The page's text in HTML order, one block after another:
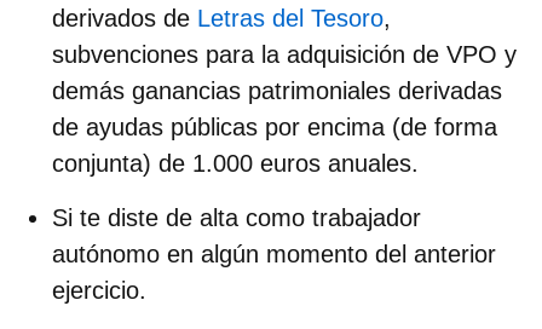
derivados de Letras del Tesoro,
subvenciones para la adquisición de VPO y
demás ganancias patrimoniales derivadas
de ayudas públicas por encima (de forma
conjunta) de 1.000 euros anuales.
Si te diste de alta como trabajador
autónomo en algún momento del anterior
ejercicio.